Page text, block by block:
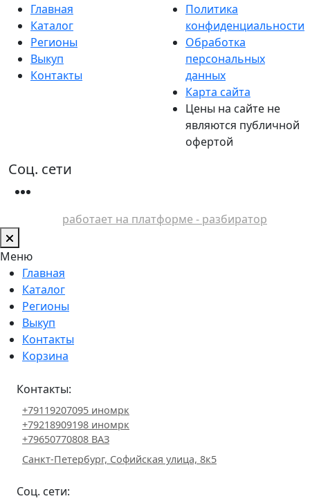
Главная
Каталог
Регионы
Выкуп
Контакты
Политика
конфиденциальности
Обработка
персональных
данных
Карта сайта
Цены на сайте не
являются публичной
офертой
Соц. сети
работает на платформе - разбиратор
Меню
Главная
Каталог
Регионы
Выкуп
Контакты
Корзина
Контакты:
+79119207095 иномрк
+79218909198 иномрк
+79650770808 ВАЗ
Санкт-Петербург, Софийская улица, 8к5
Соц. сети: